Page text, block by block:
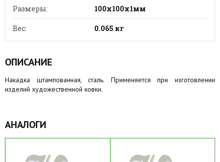
Размеры: 100х100х1мм
Вес: 0.065 кг
ОПИСАНИЕ
Накадка штампованная, сталь. Применяется при изготовлении
изделий художественной ковки.
АНАЛОГИ